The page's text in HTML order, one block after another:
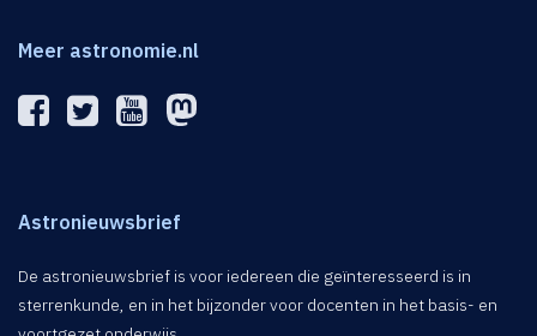
Meer astronomie.nl
Astronieuwsbrief
De astronieuwsbrief is voor iedereen die geïnteresseerd is in
sterrenkunde, en in het bijzonder voor docenten in het basis- en